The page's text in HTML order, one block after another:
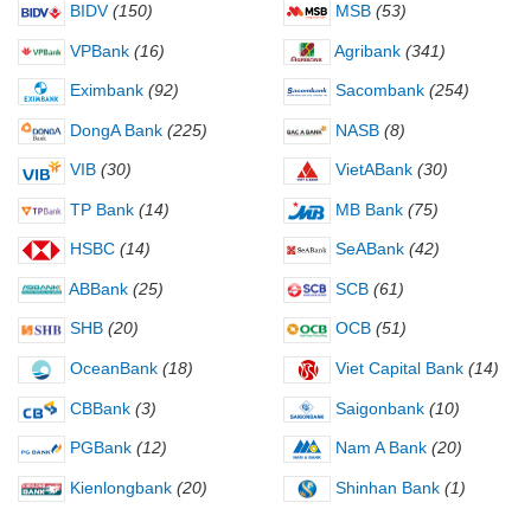
BIDV (150) MSB (53)
VPBank (16) Agribank (341)
Eximbank (92) Sacombank (254)
DongA Bank (225) NASB (8)
VIB (30) VietABank (30)
TP Bank (14) MB Bank (75)
HSBC (14) SeABank (42)
ABBank (25) SCB (61)
SHB (20) OCB (51)
OceanBank (18) Viet Capital Bank (14)
CBBank (3) Saigonbank (10)
PGBank (12) Nam A Bank (20)
Kienlongbank (20) Shinhan Bank (1)